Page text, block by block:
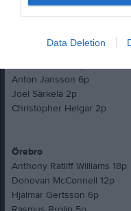
Data Deletion
Carlstad
Anton Jansson 6p
Joel Särkelä 2p
Christopher Helgar 2p
Örebro
Anthony Ratliff Williams 18p
Donovan McConnell 12p
Hjalmar Gertsson 6p